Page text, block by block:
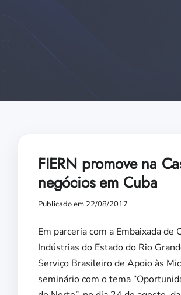
FIERN promove na
negócios em Cuba
Publicado em 22/08/2017
Em parceria com a Embaixada de
Indústrias do Estado do Rio
Serviço Brasileiro de Apoio às
seminário com o tema